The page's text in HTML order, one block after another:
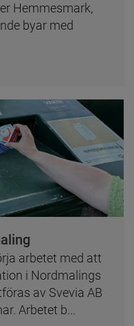
Hemmesmark,
byar med
arbetet med att
i Nordmalings
av Svevia AB
Arbetet b...